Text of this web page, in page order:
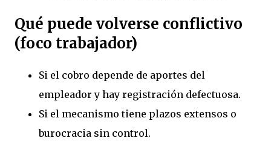
Qué puede volverse conflictivo
(foco trabajador)
Si el cobro depende de aportes del
empleador y hay registración defectuosa.
Si el mecanismo tiene plazos extensos o
burocracia sin control.